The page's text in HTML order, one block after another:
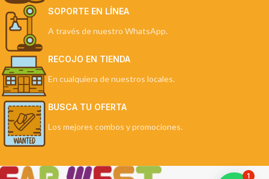
SOPORTE EN LÍNEA
A través de nuestro WhatsApp.
RECOJO EN TIENDA
En cualquiera de nuestros locales.
BUSCA TU OFERTA
Los mejores combos y promociones.
1